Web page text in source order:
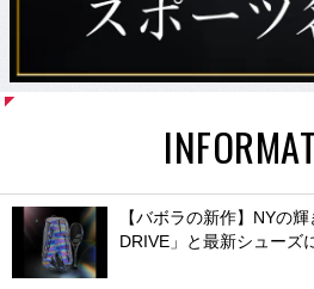
【バボラの新作】NYの
DRIVE」と最新シューズ